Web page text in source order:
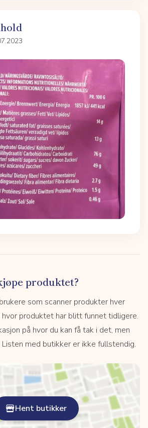
produktet?
som scanner produkter hver
hvor produktet har blitt funnet tidligere.
på hvor du kan få tak i det, men
med butikker er ikke fullstendig.
Hent butikker